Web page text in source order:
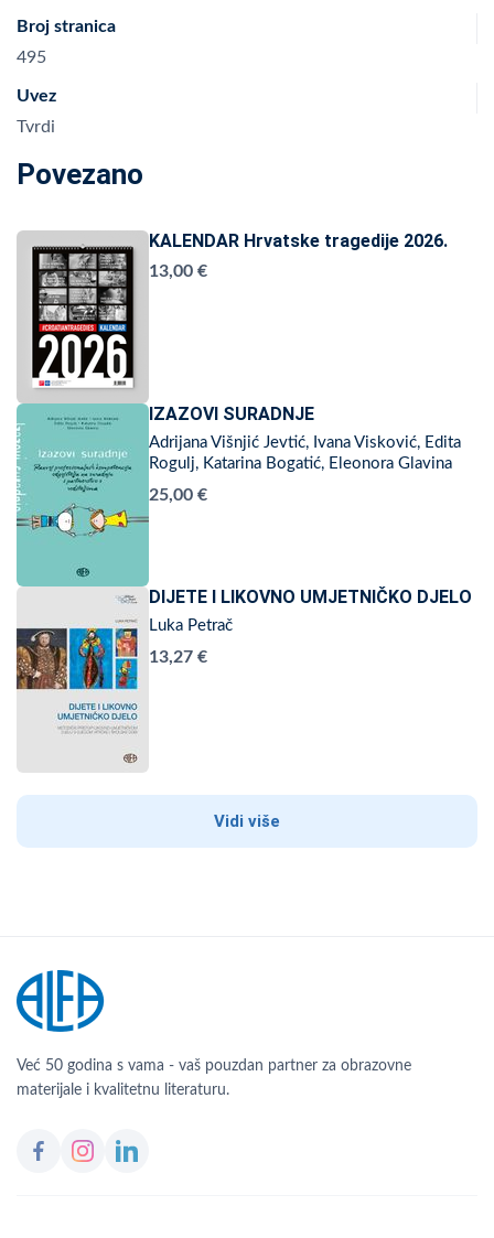
Broj stranica
495
Uvez
Tvrdi
Povezano
KALENDAR Hrvatske tragedije 2026.
13,00 €
IZAZOVI SURADNJE
Adrijana Višnjić Jevtić, Ivana Visković, Edita
Rogulj, Katarina Bogatić, Eleonora Glavina
25,00 €
DIJETE I LIKOVNO UMJETNIČKO DJELO
Luka Petrač
13,27 €
Vidi više
Već 50 godina s vama - vaš pouzdan partner za obrazovne
materijale i kvalitetnu literaturu.